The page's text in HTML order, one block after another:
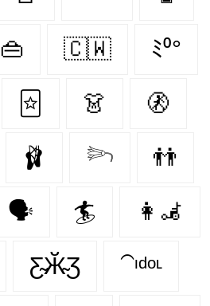
👜 🇨🇼 ﾐ⁰°
🃟 👗 🚷
🩰 𓆸 👬
🗣️ 🏄 👩‍🦼‍
Ƹ̴Ӂ̴Ʒ ⁀ᶦᵈᵒᶫ